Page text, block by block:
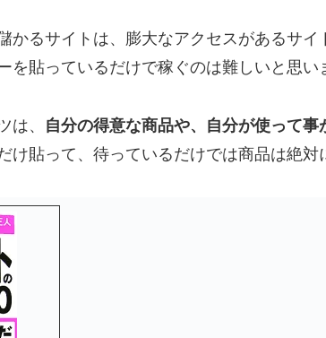
かるサイトは、膨大なアクセスがあるサ
を貼っているだけで稼ぐのは難しいと思い
は、
自分の得意な商品や、自分が使って
け貼って、待っているだけでは商品は絶対